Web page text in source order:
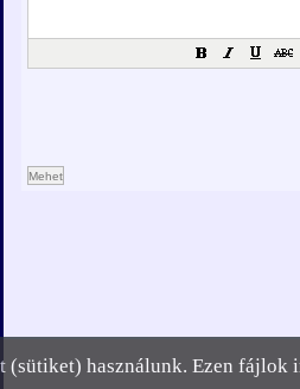
Mehet
használunk. Ezen